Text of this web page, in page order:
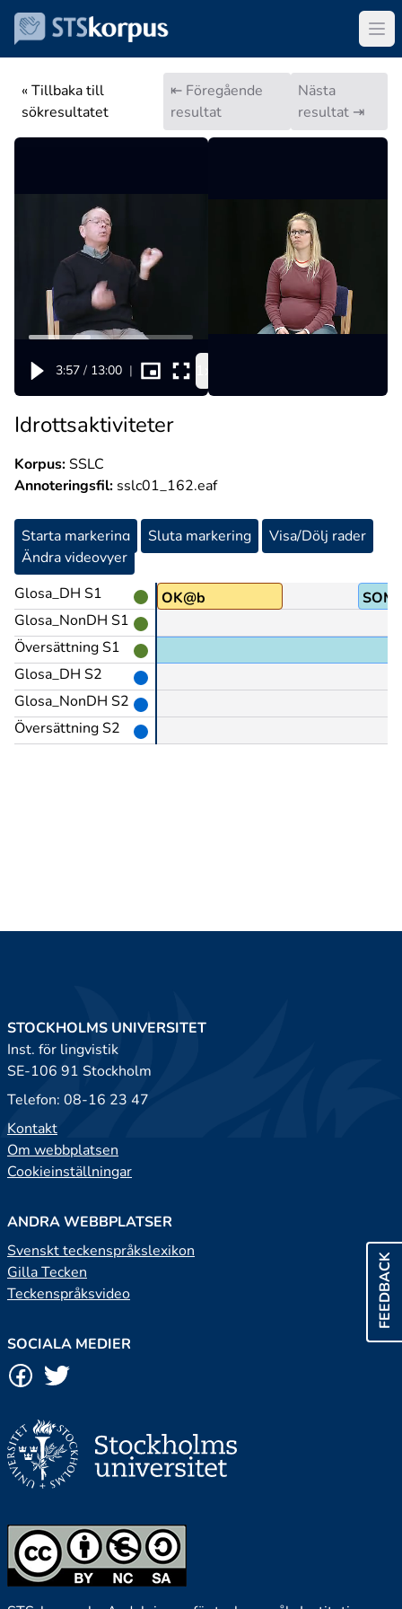
« Tillbaka till
sökresultatet
⇤ Föregående
resultat
Nästa
resultat ⇥
3:57 / 13:00 |
Idrottsaktiviteter
Korpus:SSLC
Annoteringsfil: sslc01_162.eaf
Starta markering Sluta markering
Visa/Dölj rader
Ändra videovyer
Glosa_DH S1
Glosa_NonDH S1
Översättning S1
Glosa_DH S2
Glosa_NonDH S2
Översättning S2
OK@b SOM
FEEDBACK
STOCKHOLMS UNIVERSITET
Inst. för lingvistik
SE-106 91 Stockholm
Telefon: 08-16 23 47
Kontakt
Om webbplatsen
Cookieinställningar
ANDRA WEBBPLATSER
Svenskt teckenspråkslexikon
Gilla Tecken
Teckenspråksvideo
SOCIALA MEDIER